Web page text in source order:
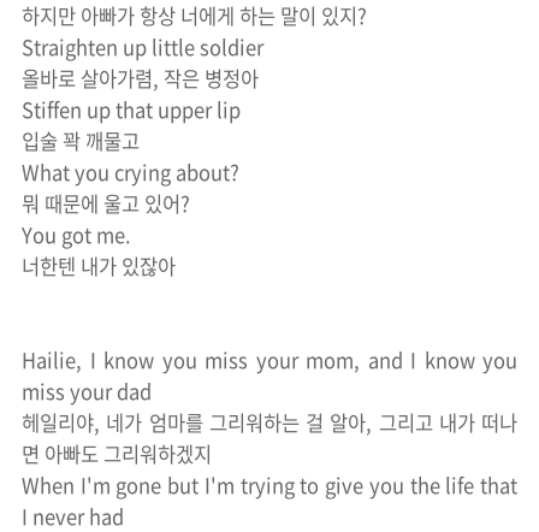
하지만 아빠가 항상 너에게 하는 말이 있지?
Straighten up little soldier
올바로 살아가렴, 작은 병정아
Stiffen up that upper lip
입술 꽉 깨물고
What you crying about?
뭐 때문에 울고 있어?
You got me.
너한텐 내가 있잖아
Hailie, I know you miss your mom, and I know you
miss your dad
헤일리야, 네가 엄마를 그리워하는 걸 알아, 그리고 내가 떠나
면 아빠도 그리워하겠지
When I'm gone but I'm trying to give you the life that
I never had